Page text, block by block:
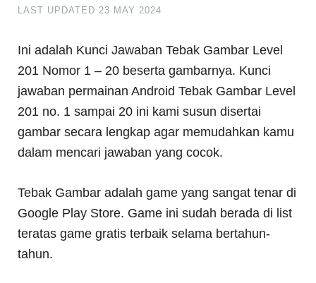
LAST UPDATED23 MAY 2024
Ini adalah Kunci Jawaban Tebak Gambar Level
201 Nomor 1 – 20 beserta gambarnya. Kunci
jawaban permainan Android Tebak Gambar Level
201 no. 1 sampai 20 ini kami susun disertai
gambar secara lengkap agar memudahkan kamu
dalam mencari jawaban yang cocok.
Tebak Gambar adalah game yang sangat tenar di
Google Play Store. Game ini sudah berada di list
teratas game gratis terbaik selama bertahun-
tahun.